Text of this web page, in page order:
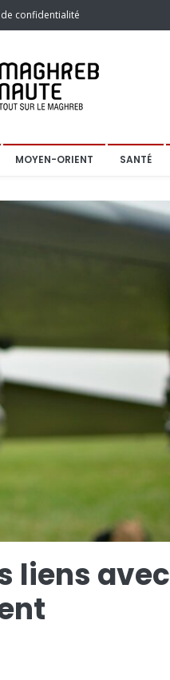
confidentialité
MOYEN-ORIENT SANTÉ
liens avec